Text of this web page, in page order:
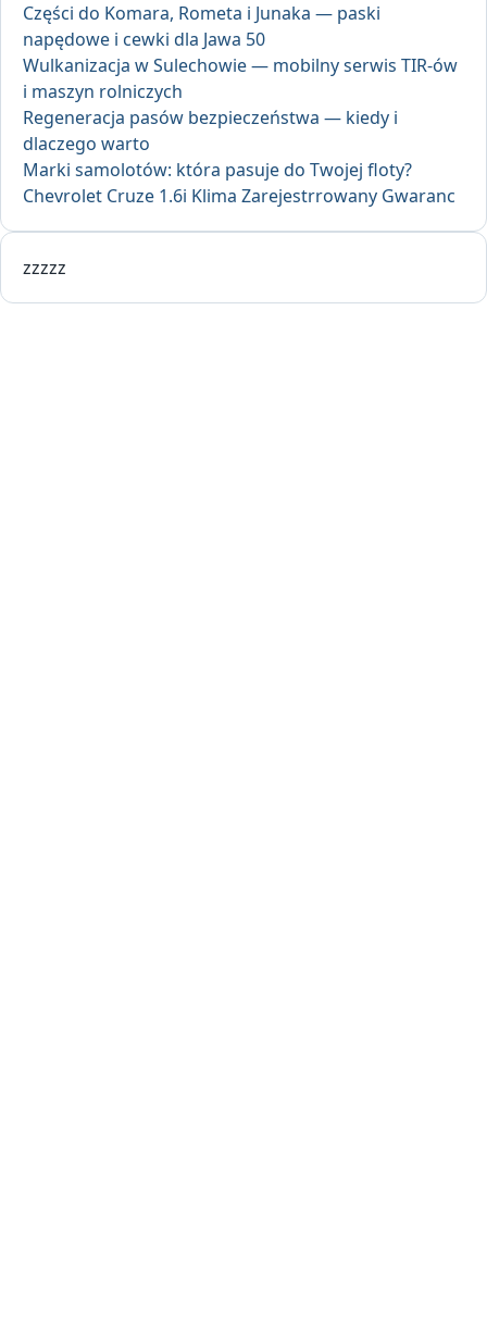
Części do Komara, Rometa i Junaka — paski
napędowe i cewki dla Jawa 50
Wulkanizacja w Sulechowie — mobilny serwis TIR-ów
i maszyn rolniczych
Regeneracja pasów bezpieczeństwa — kiedy i
dlaczego warto
Marki samolotów: która pasuje do Twojej floty?
Chevrolet Cruze 1.6i Klima Zarejestrrowany Gwaranc
zzzzz